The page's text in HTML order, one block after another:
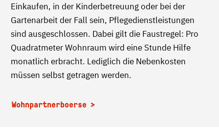
Einkaufen, in der Kinderbetreuung oder bei der
Gartenarbeit der Fall sein, Pflegedienstleistungen
sind ausgeschlossen. Dabei gilt die Faustregel: Pro
Quadratmeter Wohnraum wird eine Stunde Hilfe
monatlich erbracht. Lediglich die Nebenkosten
müssen selbst getragen werden.
Wohnpartnerboerse